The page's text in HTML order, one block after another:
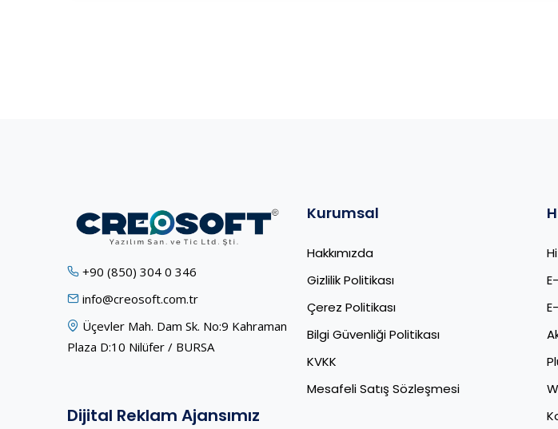
+90 (850) 304 0 346
info@creosoft.com.tr
Üçevler Mah. Dam Sk. No:9 Kahraman
Plaza D:10 Nilüfer / BURSA
Dijital Reklam Ajansımız
Kurumsal
Hakkımızda
Gizlilik Politikası
Çerez Politikası
Bilgi Güvenliği Politikası
KVKK
Mesafeli Satış Sözleşmesi